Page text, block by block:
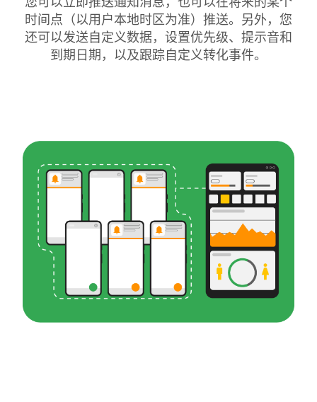
时间点（以用户本地时区为准）推送。另外，您
还可以发送自定义数据，设置优先级、提示音和
到期日期，以及跟踪自定义转化事件。